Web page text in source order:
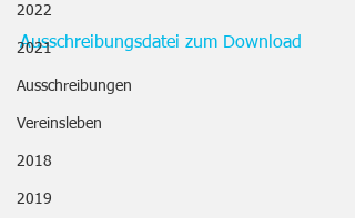
2022
2021
Ausschreibungen
Vereinsleben
2018
2019
Ausschreibungsdatei zum Download